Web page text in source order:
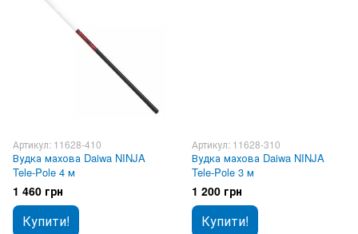
Артикул: 11628-410
Вудка махова Daiwa NINJA
Tele-Pole 4 м
1 460 грн
Купити!
Артикул: 11628-310
Вудка махова Daiwa NINJA
Tele-Pole 3 м
1 200 грн
Купити!